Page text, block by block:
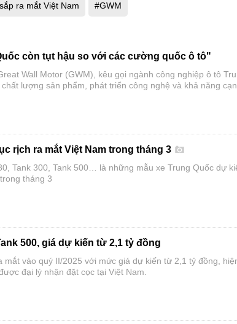
ra mắt Việt Nam #GWM
còn tụt hậu so với các cường quốc ô tô"
Wall Motor (GWM), kêu gọi ngành công nghiệp ô tô
lượng sản phẩm, phát triển công nghệ và khả năng
rịch ra mắt Việt Nam trong tháng 3
Tank 300, Tank 500… là những mẫu xe Trung Quốc dự
tháng 3
500, giá dự kiến từ 2,1 tỷ đồng
mắt vào quý II/2025 với mức giá dự kiến từ 2,1 tỷ đồng,
đại lý nhận đặt cọc tại Việt Nam.